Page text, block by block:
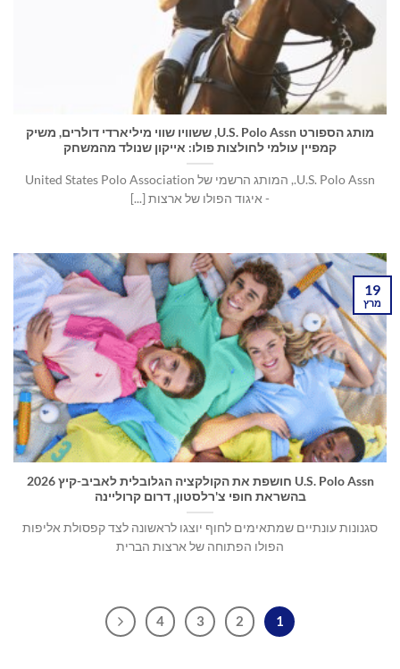
מותג הספורט U.S. Polo Assn, ששוויו שווי מיליארדי דולרים, משיק
קמפיין עולמי לחולצות פולו: אייקון שנולד מהמשחק
U.S. Polo Assn., המותג הרשמי של United States Polo Association
- איגוד הפולו של ארצות [...]
U.S. Polo Assn חושפת את הקולקציה הגלובלית לאביב-קיץ 2026
בהשראת חופי צ'רלסטון, דרום קרוליינה
סגנונות עונתיים שמתאימים לחוף יוצגו לראשונה לצד קפסולת אליפות
הפולו הפתוחה של ארצות הברית
19
מרץ
1
2
3
4